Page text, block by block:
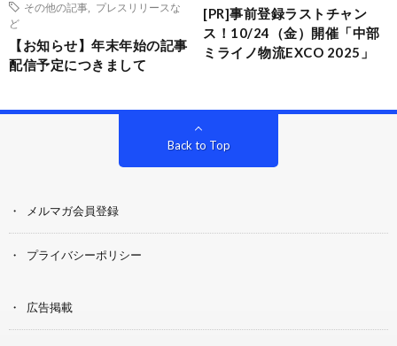
その他の記事
プレスリリースな
ど
【お知らせ】年末年始の記事
配信予定につきまして
[PR]事前登録ラストチャン
ス！10/24（金）開催「中部
ミライノ物流EXCO 2025」
Back to Top
メルマガ会員登録
プライバシーポリシー
広告掲載